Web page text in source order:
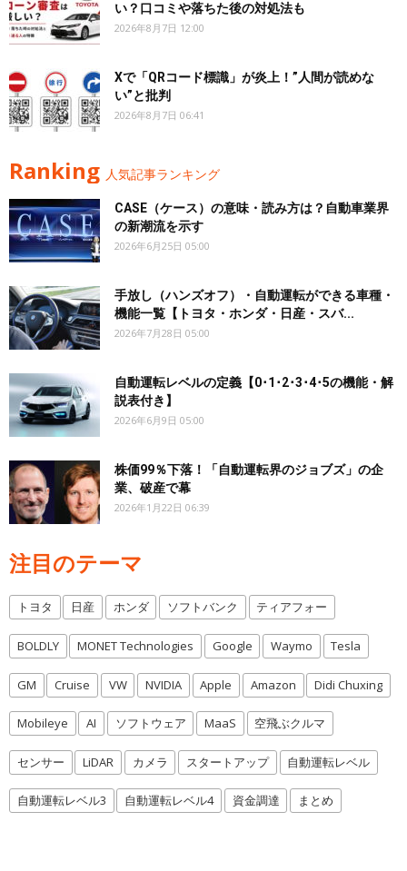
い？口コミや落ちた後の対処法も
2026年8月7日 12:00
Xで「QRコード標識」が炎上！”人間が読めな
い”と批判
2026年8月7日 06:41
Ranking 人気記事ランキング
CASE（ケース）の意味・読み方は？自動車業界
の新潮流を示す
2026年6月25日 05:00
手放し（ハンズオフ）・自動運転ができる車種・
機能一覧【トヨタ・ホンダ・日産・スバ...
2026年7月28日 05:00
自動運転レベルの定義【0･1･2･3･4･5の機能・解
説表付き】
2026年6月9日 05:00
株価99％下落！「自動運転界のジョブズ」の企
業、破産で幕
2026年1月22日 06:39
注目のテーマ
トヨタ 日産 ホンダ ソフトバンク ティアフォー
BOLDLY MONET Technologies Google Waymo Tesla
GM Cruise VW NVIDIA Apple Amazon Didi Chuxing
Mobileye AI ソフトウェア MaaS 空飛ぶクルマ
センサー LiDAR カメラ スタートアップ 自動運転レベル
自動運転レベル3 自動運転レベル4 資金調達 まとめ